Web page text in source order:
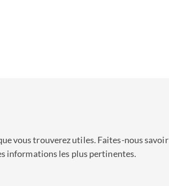
vous trouverez utiles. Faites-nous savoir
informations les plus pertinentes.